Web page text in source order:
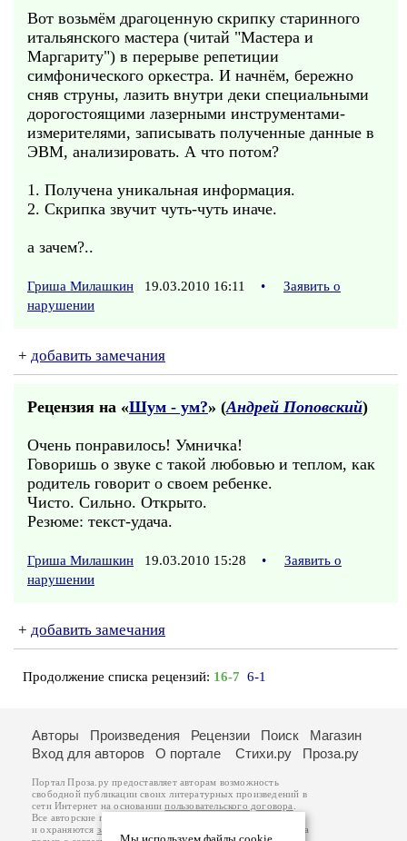
Вот возьмём драгоценную скрипку старинного
итальянского мастера (читай "Мастера и
Маргариту") в перерыве репетиции
симфонического оркестра. И начнём, бережно
сняв струны, лазить внутри деки специальными
дорогостоящими лазерными инструментами-
измерителями, записывать полученные данные в
ЭВМ, анализировать. А что потом?
1. Получена уникальная информация.
2. Скрипка звучит чуть-чуть иначе.
а зачем?..
Гриша Милашкин 19.03.2010 16:11 •
Заявить о
нарушении
+ добавить замечания
Рецензия на «Шум - ум?» (Андрей Поповский)
Очень понравилось! Умничка!
Говоришь о звуке с такой любовью и теплом, как
родитель говорит о своем ребенке.
Чисто. Сильно. Открыто.
Резюме: текст-удача.
Гриша Милашкин 19.03.2010 15:28 •
Заявить о
нарушении
+ добавить замечания
Продолжение списка рецензий: 16-7 6-1
Авторы Произведения Рецензии Поиск
Магазин
Вход для авторов
О портале Стихи.ру Проза.ру
Портал Проза.ру предоставляет авторам возможность
свободной публикации своих литературных произведений в
сети Интернет на основаниипользовательского договора
Все авторские права на произведения принадлежат авторам
и охраняются законом
. Перепечатка произведений возможна